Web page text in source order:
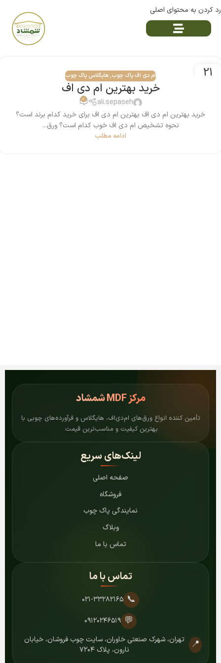
رد کردن به محتوای اصلی
21 ام دی اف پاک چوب,هایگلاس پاک چوب
خرید بهترین ام دی اف
ali.sepaseh
0
خرید بهترین ام دی اف بهترین ام دی اف برای خرید کدام برند است؟
نحوه تشخیص ام دی اف خوب کدام است؟ ورق...
ادامه مطلب
مرکزMDF شمشاد
تأمین کننده انواع ورق‌های ام‌دی‌اف، هایگلاس و فرآورده‌های چوبی با
بهترین کیفیت و مناسب‌ترین قیمت.
لینک‌های سریع
صفحه اصلی
فروشگاه
نمایندگی پاک چوب
وبلاگ
تماس با ما
تماس با ما
📞 ۰۲۱-۳۳۲۸۲۱۶۵
💬 ۰۹۱۲۰۲۴۶۵۱۹
📍
تهران، شهرک صنعتی خاوران، سایت چوب فروشان، خیابان
نارون، پلاک ۷۲۰۴